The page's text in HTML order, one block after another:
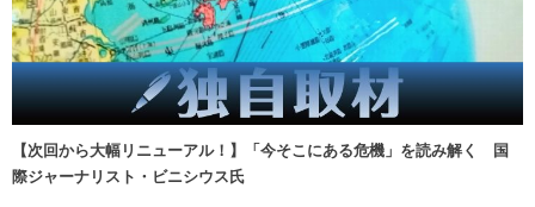
【次回から大幅リニューアル！】「今そこにある危機」を読み解く 国
際ジャーナリスト・ビニシウス氏